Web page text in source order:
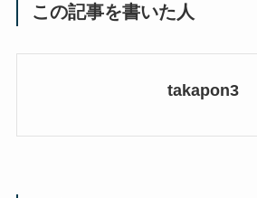
この記事を書いた人
takapon3